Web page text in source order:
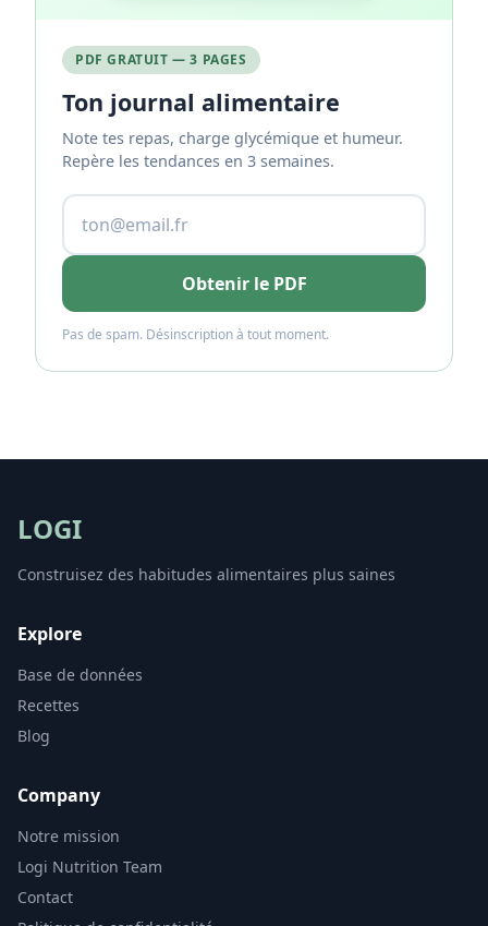
PDF GRATUIT — 3 PAGES
Ton journal alimentaire
Note tes repas, charge glycémique et humeur.
Repère les tendances en 3 semaines.
Obtenir le PDF
Pas de spam. Désinscription à tout moment.
LOGI
Construisez des habitudes alimentaires plus saines
Explore
Base de données
Recettes
Blog
Company
Notre mission
Logi Nutrition Team
Contact